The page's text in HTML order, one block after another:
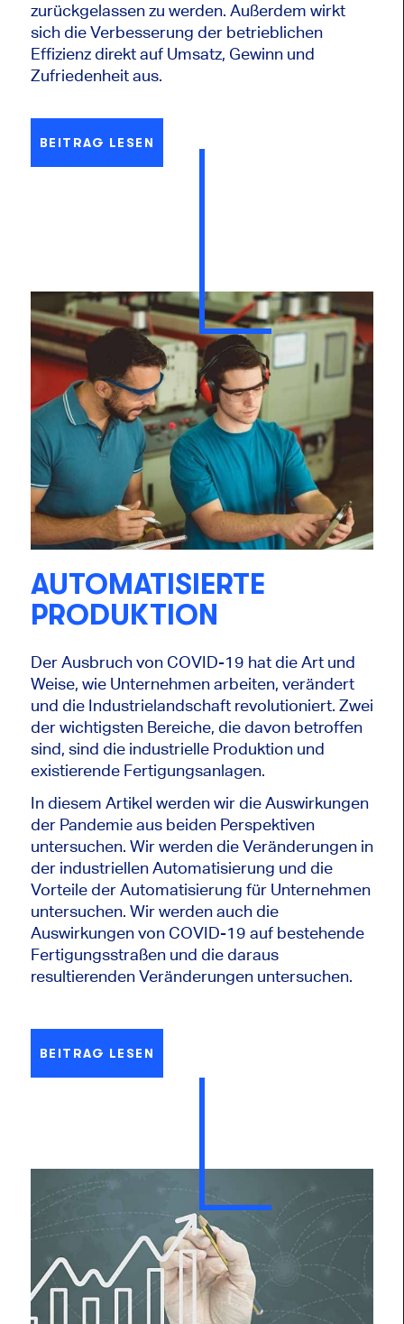
zurückgelassen zu werden. Außerdem wirkt
sich die Verbesserung der betrieblichen
Effizienz direkt auf Umsatz, Gewinn und
Zufriedenheit aus.
BEITRAG LESEN
AUTOMATISIERTE
PRODUKTION
Der Ausbruch von COVID-19 hat die Art und
Weise, wie Unternehmen arbeiten, verändert
und die Industrielandschaft revolutioniert. Zwei
der wichtigsten Bereiche, die davon betroffen
sind, sind die industrielle Produktion und
existierende Fertigungsanlagen.
In diesem Artikel werden wir die Auswirkungen
der Pandemie aus beiden Perspektiven
untersuchen. Wir werden die Veränderungen in
der industriellen Automatisierung und die
Vorteile der Automatisierung für Unternehmen
untersuchen. Wir werden auch die
Auswirkungen von COVID-19 auf bestehende
Fertigungsstraßen und die daraus
resultierenden Veränderungen untersuchen.
BEITRAG LESEN